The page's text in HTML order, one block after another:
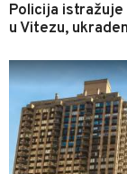
Policija istražuje
u Vitezu,